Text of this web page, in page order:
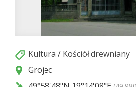
Kultura / Kościół drewniany
Grojec